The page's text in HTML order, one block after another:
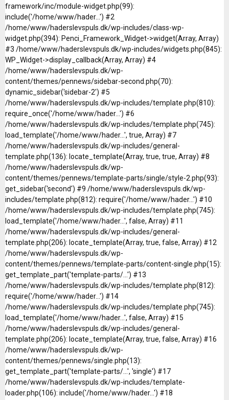
framework/inc/module-widget.php(99):
include('/home/www/hader...') #2
/home/www/haderslevspuls.dk/wp-includes/class-wp-
widget.php(394): Penci_Framework_Widget->widget(Array, Array)
#3 /home/www/haderslevspuls.dk/wp-includes/widgets.php(845):
WP_Widget->display_callback(Array, Array) #4
/home/www/haderslevspuls.dk/wp-
content/themes/pennews/sidebar-second.php(70):
dynamic_sidebar('sidebar-2') #5
/home/www/haderslevspuls.dk/wp-includes/template.php(810):
require_once('/home/www/hader...') #6
/home/www/haderslevspuls.dk/wp-includes/template.php(745):
load_template('/home/www/hader...', true, Array) #7
/home/www/haderslevspuls.dk/wp-includes/general-
template.php(136): locate_template(Array, true, true, Array) #8
/home/www/haderslevspuls.dk/wp-
content/themes/pennews/template-parts/single/style-2.php(93):
get_sidebar('second') #9 /home/www/haderslevspuls.dk/wp-
includes/template.php(812): require('/home/www/hader...') #10
/home/www/haderslevspuls.dk/wp-includes/template.php(745):
load_template('/home/www/hader...', false, Array) #11
/home/www/haderslevspuls.dk/wp-includes/general-
template.php(206): locate_template(Array, true, false, Array) #12
/home/www/haderslevspuls.dk/wp-
content/themes/pennews/template-parts/content-single.php(15):
get_template_part('template-parts/...') #13
/home/www/haderslevspuls.dk/wp-includes/template.php(812):
require('/home/www/hader...') #14
/home/www/haderslevspuls.dk/wp-includes/template.php(745):
load_template('/home/www/hader...', false, Array) #15
/home/www/haderslevspuls.dk/wp-includes/general-
template.php(206): locate_template(Array, true, false, Array) #16
/home/www/haderslevspuls.dk/wp-
content/themes/pennews/single.php(13):
get_template_part('template-parts/...', 'single') #17
/home/www/haderslevspuls.dk/wp-includes/template-
loader.php(106): include('/home/www/hader...') #18